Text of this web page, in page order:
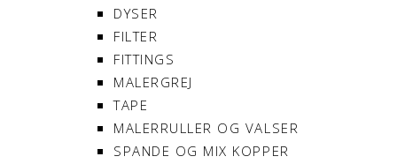
DYSER
FILTER
FITTINGS
MALERGREJ
TAPE
MALERRULLER OG VALSER
SPANDE OG MIX KOPPER